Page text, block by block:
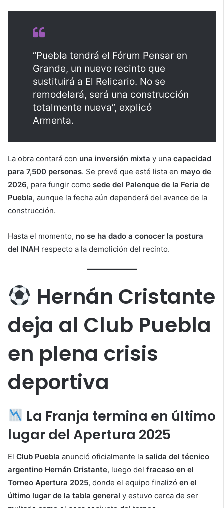
“Puebla tendrá el Fórum Pensar en
Grande, un nuevo recinto que
sustituirá a El Relicario. No se
remodelará, será una construcción
totalmente nueva”, explicó
Armenta.
La obra contará con una inversión mixta y una capacidad
para 7,500 personas. Se prevé que esté lista en mayo de
2026, para fungir como sede del Palenque de la Feria de
Puebla, aunque la fecha aún dependerá del avance de la
construcción.
Hasta el momento, no se ha dado a conocer la postura
del INAH respecto a la demolición del recinto.
Hernán Cristante
deja al Club Puebla
en plena crisis
deportiva
La Franja termina en último
lugar del Apertura 2025
El Club Puebla anunció oficialmente la salida del técnico
argentino Hernán Cristante, luego del fracaso en el
Torneo Apertura 2025, donde el equipo finalizó en el
último lugar de la tabla general y estuvo cerca de ser